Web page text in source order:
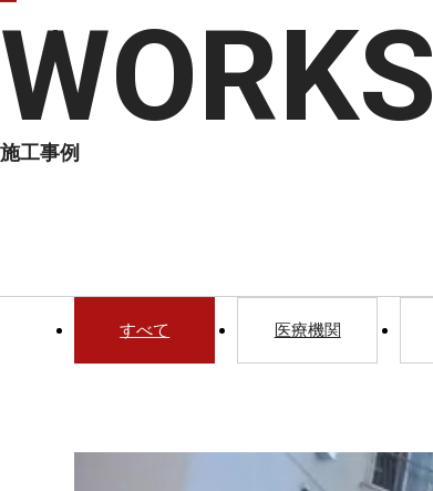
WORKS
施工事例
すべて 医療機関